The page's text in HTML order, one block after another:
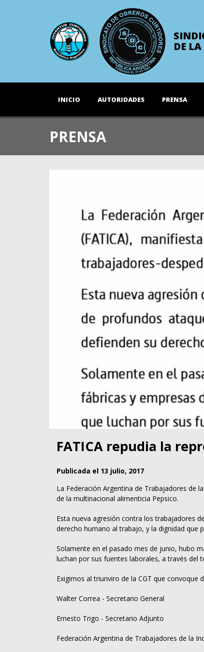
DE
INICIO AUTORIDADES PRENSA
PRENSA
FATICA repudia la
Publicada el 13 julio, 2017
La Federación Argentina de Trabajadores de
de la multinacional alimenticia Pepsico.
Esta nueva agresión contra los trabajadores
derecho humano al trabajo, y la dignidad que
Solamente en el pasado mes de junio, hubo
luchan por sus fuentes laborales, a través del
Exigimos al triunviro de la CGT que
Walter Correa - Secretario General
Ernesto Trigo - Secretario Adjunto
Federación Argentina de Trabajadores de la